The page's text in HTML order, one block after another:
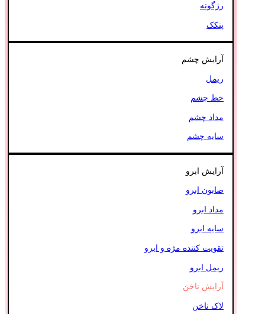
رژگونه
پنکک
آرایش چشم
ریمل
خط چشم
مداد چشم
سایه چشم
آرایش ابرو
صابون ابرو
مداد ابرو
سایه ابرو
تقویت کننده مژه و ابرو
ریمل ابرو
آرایش ناخن
لاک ناخن